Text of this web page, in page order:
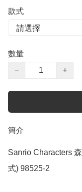
款式
數量
−
+
簡介
Sanrio Characters
式) 98525-2